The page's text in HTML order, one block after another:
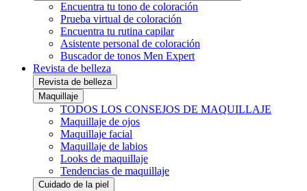
Encuentra tu tono de coloración
Prueba virtual de coloración
Encuentra tu rutina capilar
Asistente personal de coloración
Buscador de tonos Men Expert
Revista de belleza
Revista de belleza
Maquillaje
TODOS LOS CONSEJOS DE MAQUILLAJE
Maquillaje de ojos
Maquillaje facial
Maquillaje de labios
Looks de maquillaje
Tendencias de maquillaje
Cuidado de la piel